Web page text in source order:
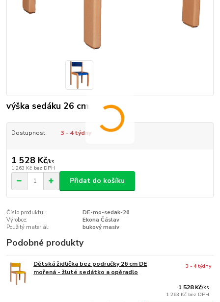
výška sedáku 26 cm
Dostupnost 3 - 4 týdny
1 528 Kč/ks
1 263 Kč bez DPH
Přidat do košíku
Číslo produktu:
DE-mo-sedak-26
Výrobce:
Ekona Čáslav
Použitý materiál:
bukový masiv
Podobné produkty
Dětská židlička bez područky 26 cm DE
mořená - žluté sedátko a opěradlo
1 528 Kč/ks
1 263 Kč bez DPH
3 - 4 týdny